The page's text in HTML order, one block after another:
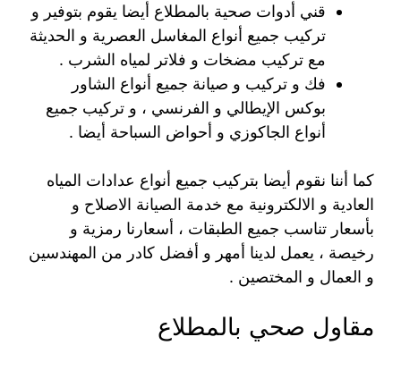
قني أدوات صحية بالمطلاع أيضا يقوم بتوفير و
تركيب جميع أنواع المغاسل العصرية و الحديثة
مع تركيب مضخات و فلاتر لمياه الشرب .
فك و تركيب و صيانة جميع أنواع الشاور
بوكس الإيطالي و الفرنسي ، و تركيب جميع
أنواع الجاكوزي و أحواض السباحة أيضا .
كما أننا نقوم أيضا بتركيب جميع أنواع عدادات المياه
العادية و الالكترونية مع خدمة الصيانة الاصلاح و
بأسعار تناسب جميع الطبقات ، أسعارنا رمزية و
رخيصة ، يعمل لدينا أمهر و أفضل كادر من المهندسين
و العمال و المختصين .
مقاول صحي بالمطلاع